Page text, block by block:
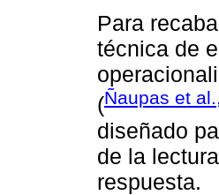
Para
técnica de
(Ñaupas et
diseñado
de la
respuesta.